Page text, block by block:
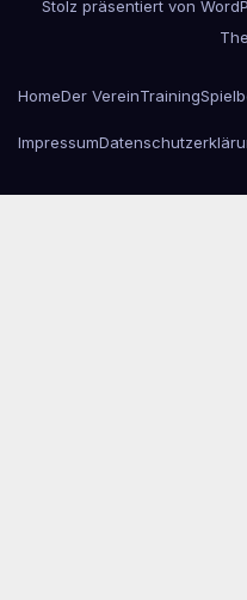
Stolz präsentiert von
HomeDer VereinTraining
Impressum